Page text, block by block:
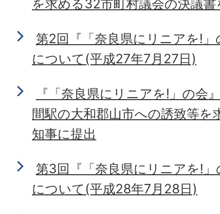
を求める32市町村議会の決議
第2回『「奈良県にリニアを!
について(平成27年7月27日)
『「奈良県にリニアを!」の会
間駅の大和郡山市への誘致等を
知事に提出
第3回『「奈良県にリニアを!
について(平成28年7月28日)